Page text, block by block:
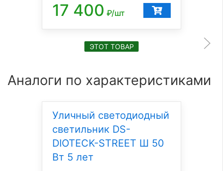
17 400 ₽/шт
ЭТОТ ТОВАР
Аналоги по характеристиками
Уличный светодиодный
светильник DS-
DIOTECK-STREET Ш 50
Вт 5 лет